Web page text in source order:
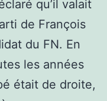
qu’il valait
de François
du FN. En
les années
était de droite,